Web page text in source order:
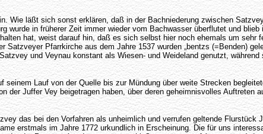
Wie läßt sich sonst erklären, daß in der Bachniederung zwischen
wurde in früherer Zeit immer wieder vom Bachwasser überflutet und
hat, weist darauf hin, daß es sich selbst hier noch ehemals um
Pfarrkirche aus dem Jahre 1537 wurden „bentzs (=Benden)
und Veynau konstant als Wiesen- und Weideland genutzt,
Lauf von der Quelle bis zur Mündung über weite Strecken
Juffer Vey beigetragen haben, über deren geheimnisvolles Auftreten
das bei den Vorfahren als unheimlich und verrufen geltende
erstmals im Jahre 1772 urkundlich in Erscheinung. Die für uns